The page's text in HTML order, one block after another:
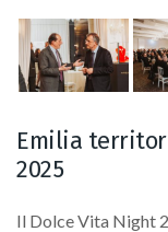
Emilia
2025
Il Dolce Vita Night